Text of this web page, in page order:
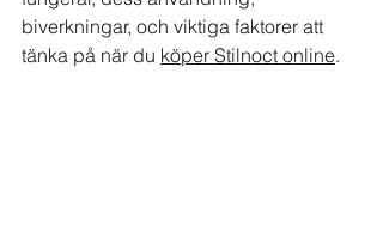
biverkningar, och viktiga faktorer att
tänka på när du köper Stilnoct online.